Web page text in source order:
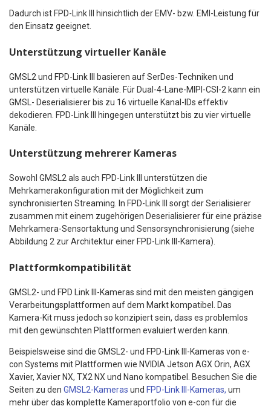
Dadurch ist FPD-Link III hinsichtlich der EMV- bzw. EMI-Leistung für
den Einsatz geeignet.
Unterstützung virtueller Kanäle
GMSL2 und FPD-Link III basieren auf SerDes-Techniken und
unterstützen virtuelle Kanäle. Für Dual-4-Lane-MIPI-CSI-2 kann ein
GMSL- Deserialisierer bis zu 16 virtuelle Kanal-IDs effektiv
dekodieren. FPD-Link III hingegen unterstützt bis zu vier virtuelle
Kanäle.
Unterstützung mehrerer Kameras
Sowohl GMSL2 als auch FPD-Link III unterstützen die
Mehrkamerakonfiguration mit der Möglichkeit zum
synchronisierten Streaming. In FPD-Link III sorgt der Serialisierer
zusammen mit einem zugehörigen Deserialisierer für eine präzise
Mehrkamera-Sensortaktung und Sensorsynchronisierung (siehe
Abbildung 2 zur Architektur einer FPD-Link III-Kamera).
Plattformkompatibilität
GMSL2- und FPD Link III-Kameras sind mit den meisten gängigen
Verarbeitungsplattformen auf dem Markt kompatibel. Das
Kamera-Kit muss jedoch so konzipiert sein, dass es problemlos
mit den gewünschten Plattformen evaluiert werden kann.
Beispielsweise sind die GMSL2- und FPD-Link III-Kameras von e-
con Systems mit Plattformen wie NVIDIA Jetson AGX Orin, AGX
Xavier, Xavier NX, TX2 NX und Nano kompatibel. Besuchen Sie die
Seiten zu den GMSL2-Kameras und FPD-Link III-Kameras, um
mehr über das komplette Kameraportfolio von e-con für die